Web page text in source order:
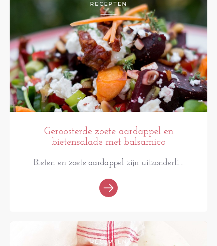
RECEPTEN
Geroosterde zoete aardappel en
bietensalade met balsamico
Bieten en zoete aardappel zijn uitzonderli...
RECEPTEN